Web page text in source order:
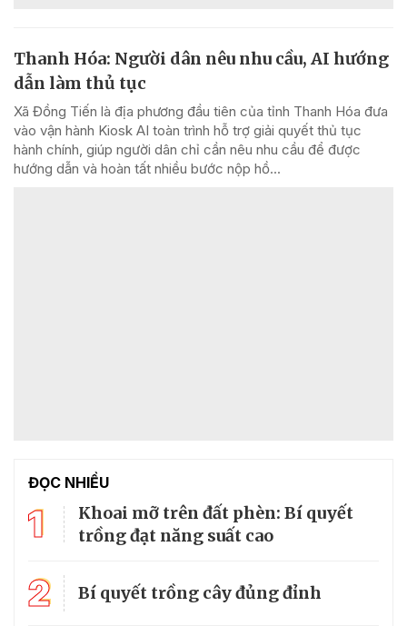
Thanh Hóa: Người dân nêu nhu cầu, AI hướng
dẫn làm thủ tục
Xã Đồng Tiến là địa phương đầu tiên của tỉnh Thanh Hóa đưa
vào vận hành Kiosk AI toàn trình hỗ trợ giải quyết thủ tục
hành chính, giúp người dân chỉ cần nêu nhu cầu để được
hướng dẫn và hoàn tất nhiều bước nộp hồ...
ĐỌC NHIỀU
1
Khoai mỡ trên đất phèn: Bí quyết
trồng đạt năng suất cao
2 Bí quyết trồng cây đủng đỉnh